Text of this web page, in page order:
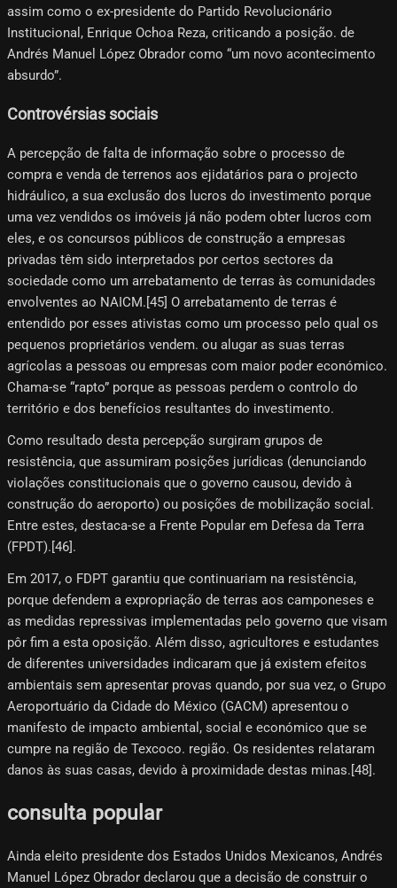
assim como o ex-presidente do Partido Revolucionário
Institucional, Enrique Ochoa Reza, criticando a posição. de
Andrés Manuel López Obrador como “um novo acontecimento
absurdo”.
Controvérsias sociais
A percepção de falta de informação sobre o processo de
compra e venda de terrenos aos ejidatários para o projecto
hidráulico, a sua exclusão dos lucros do investimento porque
uma vez vendidos os imóveis já não podem obter lucros com
eles, e os concursos públicos de construção a empresas
privadas têm sido interpretados por certos sectores da
sociedade como um arrebatamento de terras às comunidades
envolventes ao NAICM.[45] O arrebatamento de terras é
entendido por esses ativistas como um processo pelo qual os
pequenos proprietários vendem. ou alugar as suas terras
agrícolas a pessoas ou empresas com maior poder económico.
Chama-se “rapto” porque as pessoas perdem o controlo do
território e dos benefícios resultantes do investimento.
Como resultado desta percepção surgiram grupos de
resistência, que assumiram posições jurídicas (denunciando
violações constitucionais que o governo causou, devido à
construção do aeroporto) ou posições de mobilização social.
Entre estes, destaca-se a Frente Popular em Defesa da Terra
(FPDT).[46]​.
Em 2017, o FDPT garantiu que continuariam na resistência,
porque defendem a expropriação de terras aos camponeses e
as medidas repressivas implementadas pelo governo que visam
pôr fim a esta oposição. Além disso, agricultores e estudantes
de diferentes universidades indicaram que já existem efeitos
ambientais sem apresentar provas quando, por sua vez, o Grupo
Aeroportuário da Cidade do México (GACM) apresentou o
manifesto de impacto ambiental, social e económico que se
cumpre na região de Texcoco. região. Os residentes relataram
danos às suas casas, devido à proximidade destas minas.[48]​.
consulta popular
Ainda eleito presidente dos Estados Unidos Mexicanos, Andrés
Manuel López Obrador declarou que a decisão de construir o